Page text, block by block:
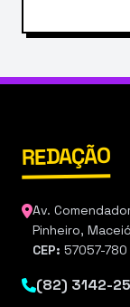
REDAÇÃO
Av.
Pinheiro,
CEP: 57057-780
(82) 3142-